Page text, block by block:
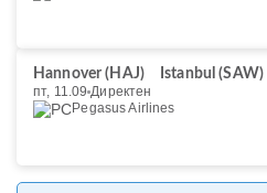
Hannover (HAJ)
Istanbul (SAW)
пт, 11.09 Директен
Pegasus Airlines